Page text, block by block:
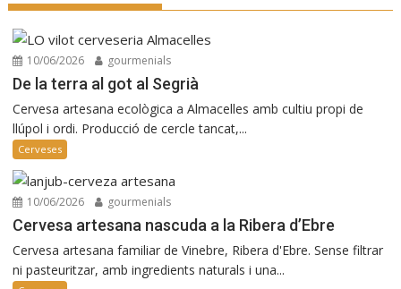
10/06/2026 gourmenials
De la terra al got al Segrià
Cervesa artesana ecològica a Almacelles amb cultiu propi de
llúpol i ordi. Producció de cercle tancat,...
Cerveses
10/06/2026 gourmenials
Cervesa artesana nascuda a la Ribera d’Ebre
Cervesa artesana familiar de Vinebre, Ribera d'Ebre. Sense filtrar
ni pasteuritzar, amb ingredients naturals i una...